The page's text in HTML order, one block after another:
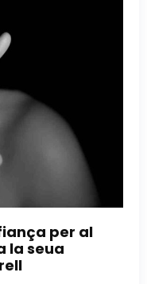
per al
la seua